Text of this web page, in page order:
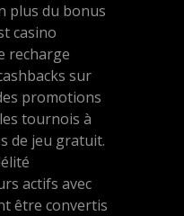
plus du bonus
casino
recharge
sur
promotions
tournois à
de jeu gratuit.
actifs avec
être convertis